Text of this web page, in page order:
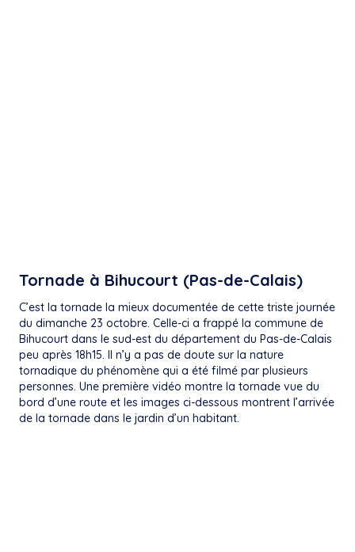
Tornade à Bihucourt (Pas-de-Calais)
C’est la tornade la mieux documentée de cette triste journée
du dimanche 23 octobre. Celle-ci a frappé la commune de
Bihucourt dans le sud-est du département du Pas-de-Calais
peu après 18h15. Il n’y a pas de doute sur la nature
tornadique du phénomène qui a été filmé par plusieurs
personnes. Une première vidéo montre la tornade vue du
bord d’une route et les images ci-dessous montrent l’arrivée
de la tornade dans le jardin d’un habitant.